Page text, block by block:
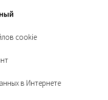
cookie
в Интернете